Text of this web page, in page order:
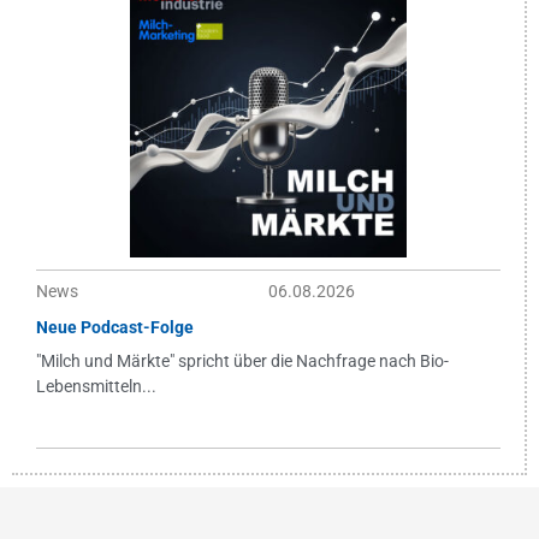
News
06.08.2026
Neue Podcast-Folge
"Milch und Märkte" spricht über die Nachfrage nach Bio-
Lebensmitteln...